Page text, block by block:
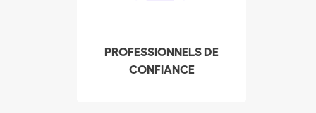
PROFESSIONNELS DE
CONFIANCE
contrôlés afin de
répondre à vos attentes